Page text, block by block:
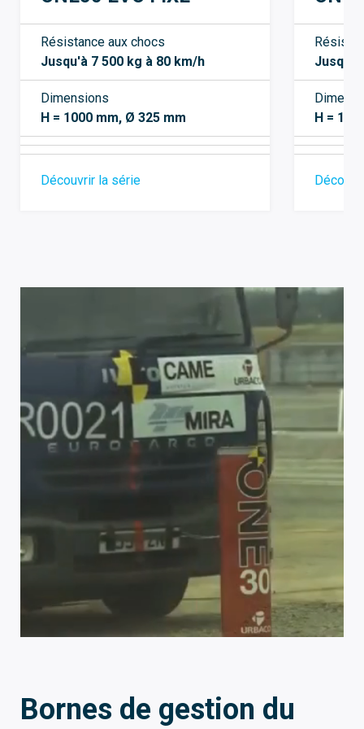
Résistance aux chocs
Jusqu'à 7 500 kg à 80 km/h
Dimensions
H = 1000 mm, Ø 325 mm
Découvrir la série
H =
Bornes de gestion du